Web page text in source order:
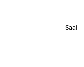
Saal